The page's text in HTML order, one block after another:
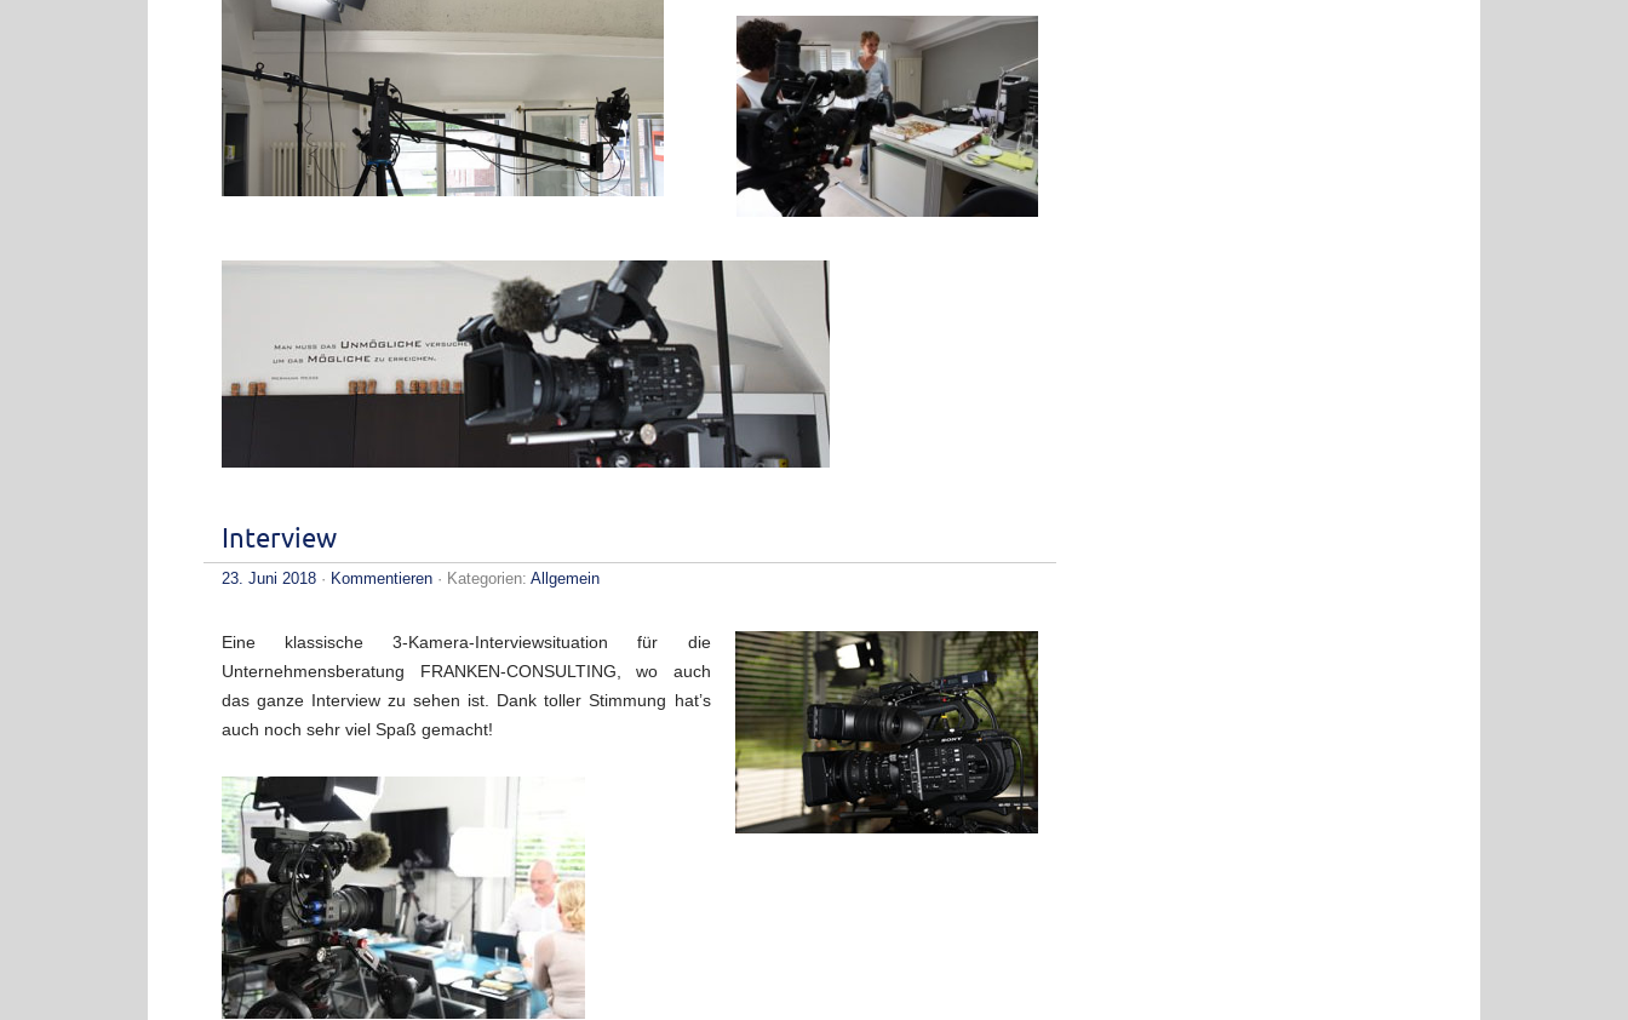
Interview
23. Juni 2018 · Kommentieren · Kategorien: Allgemein
Eine klassische 3-Kamera-Interviewsituation für die
Unternehmensberatung FRANKEN-CONSULTING, wo auch
das ganze Interview zu sehen ist. Dank toller Stimmung hat’s
auch noch sehr viel Spaß gemacht!